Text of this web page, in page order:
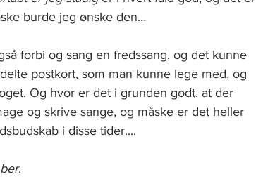
burde jeg ønske den…
forbi og sang en fredssang, og det kunne
postkort, som man kunne lege med, og
Og hvor er det i grunden godt, at der
og skrive sange, og måske er det heller
i disse tider....
.